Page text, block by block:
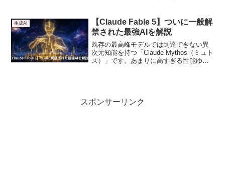
をとっているという現実。そこで、日本
の現状と将来の展望について、調べてみ
ました。
生成AI
【Claude Fable 5】ついに一般解
禁された最強AIを解説
既存の最高峰モデルでは到達できない異
次元知能を持つ「Claude Mythos（ミュト
ス）」です。あまりに高すぎる性能ゆ
一般解禁された最強AI「Claude Fable 5」
について解説していきます。
スポンサーリンク